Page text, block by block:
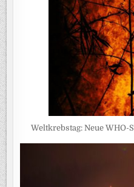
Weltkrebstag: Neue